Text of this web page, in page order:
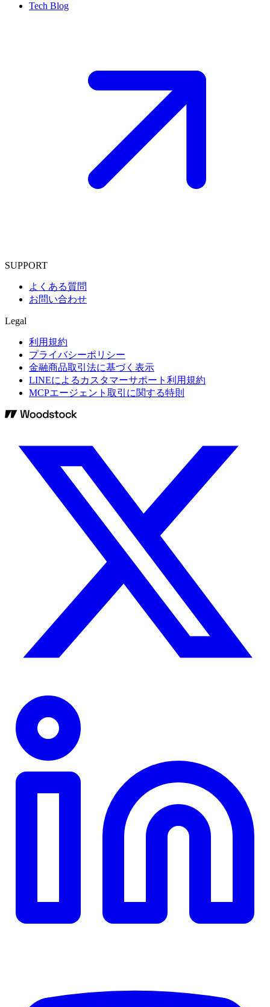
Tech Blog
SUPPORT
よくある質問
お問い合わせ
Legal
利用規約
プライバシーポリシー
金融商品取引法に基づく表示
LINEによるカスタマーサポート利用規約
MCPエージェント取引に関する特則